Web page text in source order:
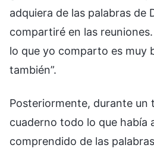
adquiera de las palabras de
compartiré en las
lo que yo comparto es muy
también”.
Posteriormente, durante un
cuaderno todo lo que había
comprendido de las